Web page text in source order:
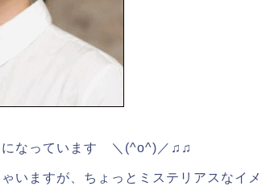
になっています ＼(^o^)／♫♫
いますが、ちょっとミステリアスなイメ